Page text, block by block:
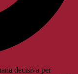
decisiva per